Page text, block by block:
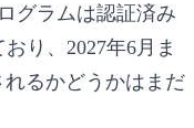
グラムは認証済み
り、2027年6月ま
るかどうかはまだ